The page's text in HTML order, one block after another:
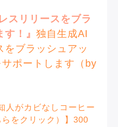
スリリースをブラ
す！』独自生成AI
をブラッシュアッ
ポートします（by
人がカビなしコーヒー
をクリック）】300